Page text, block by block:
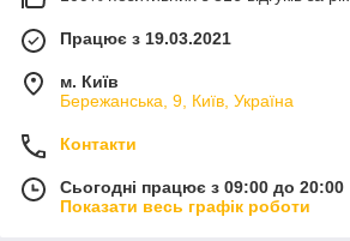
Працює з 19.03.2021
м. Київ
Бережанська, 9, Київ, Україна
Контакти
Сьогодні працює з 09:00 до 20:00
Показати весь графік роботи